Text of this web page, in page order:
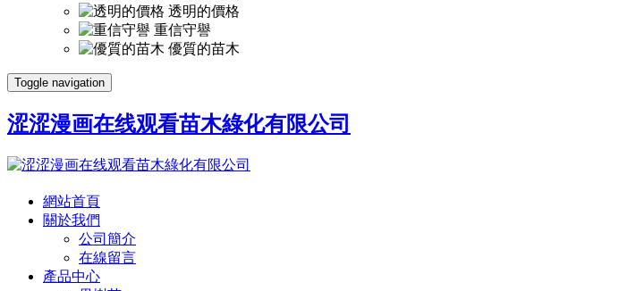
透明的價格
重信守譽
優質的苗木
Toggle navigation
涩涩漫画在线观看苗木綠化有限公司
網站首頁
關於我們
公司簡介
在線留言
產品中心